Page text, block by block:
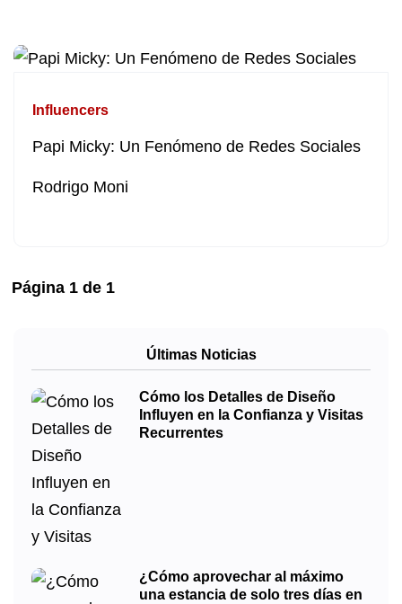
Influencers
Papi Micky: Un Fenómeno de Redes Sociales
Rodrigo Moni
Página 1 de 1
Últimas Noticias
Cómo los Detalles de Diseño
Influyen en la Confianza y Visitas
Recurrentes
¿Cómo aprovechar al máximo
una estancia de solo tres días en